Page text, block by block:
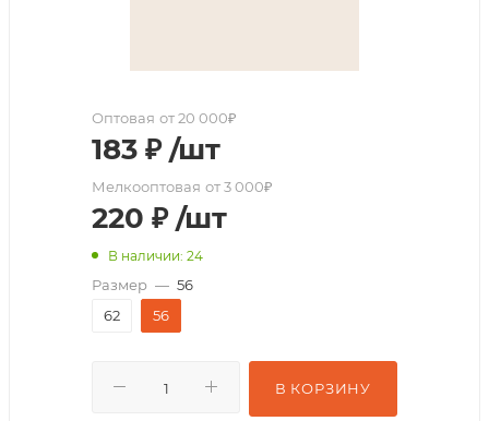
Оптовая от 20 000₽
183 ₽ /шт
Мелкооптовая от 3 000₽
220 ₽ /шт
В наличии: 24
Размер — 56
62
56
В КОРЗИНУ